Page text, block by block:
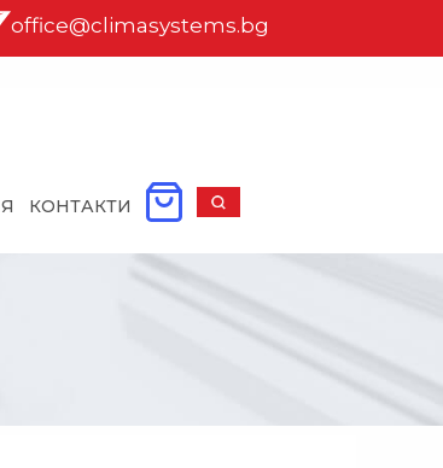
office@climasystems.bg
КОНТАКТИ